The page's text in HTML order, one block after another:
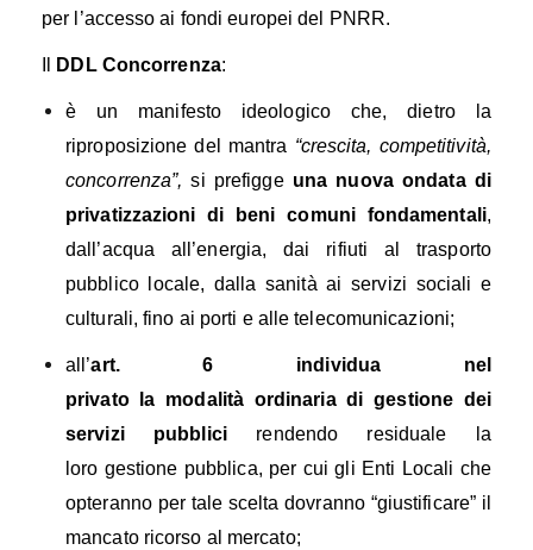
per l’accesso ai fondi europei del PNRR.
DDL Concorrenza:
è un manifesto ideologico che, dietro la
riproposizione del mantra “crescita, competitività,
concorrenza”, si prefigge una nuova ondata di
privatizzazioni
di beni comuni fondamentali,
dall’acqua all’energia, dai rifiuti al trasporto
pubblico locale, dalla sanità ai servizi sociali e
culturali, fino ai porti e alle telecomunicazioni;
all’art. 6
individua nel
privato
la modalità ordinariadi gestione dei
servizi pubblicirendendo residuale
la
loro gestione pubblica, per cui gli Enti Locali che
opteranno per tale scelta dovranno “giustificare” il
mancato ricorso al mercato;